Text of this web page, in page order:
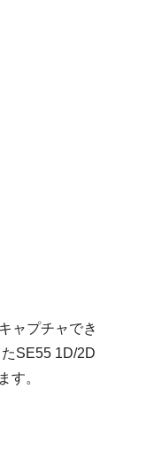
ャプチャでき
SE55 1D/2D
す。